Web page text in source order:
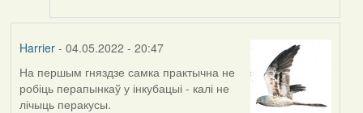
Harrier- 04.05.2022 - 20:47
На першым гняздзе самка практычна не
робіць перапынкаў у інкубацыі - калі не
лічыць перакусы.